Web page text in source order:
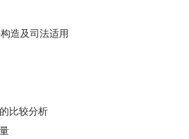
造及司法适用
比较分析